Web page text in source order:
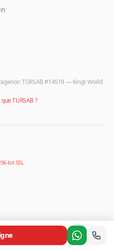
: TÜRSAB #14519 — Kings World
TURSAB ?
bit SSL